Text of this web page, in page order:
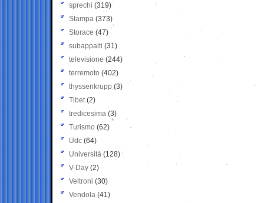
sprechi (319)
Stampa (373)
Storace (47)
subappalti (31)
televisione(244)
terremoto (402)
thyssenkrupp (3)
Tibet(2)
tredicesima (3)
Turismo (62)
Udc (64)
Università (128)
V-Day (2)
Veltroni (30)
Vendola (41)